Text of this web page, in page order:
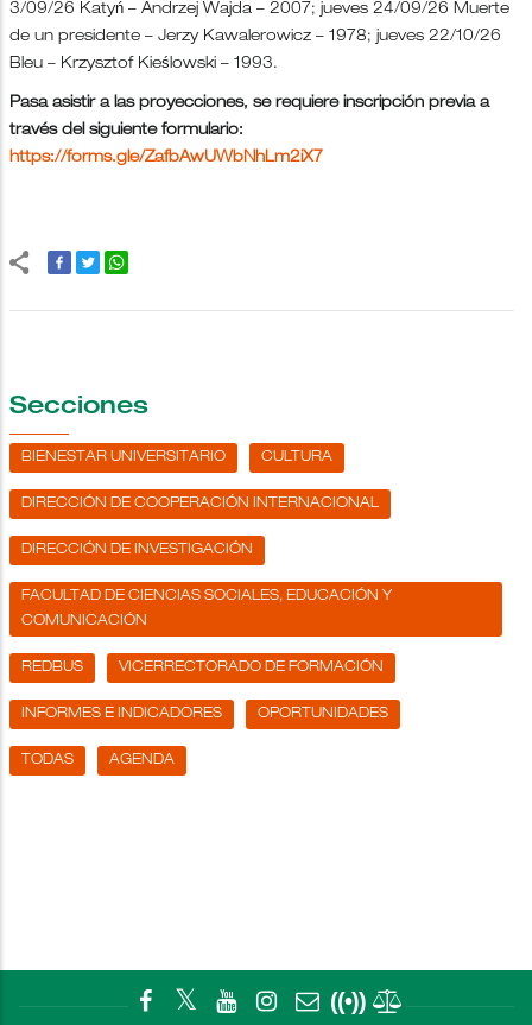
3/09/26 Katyń – Andrzej Wajda – 2007; jueves 24/09/26 Muerte
de un presidente – Jerzy Kawalerowicz – 1978; jueves 22/10/26
Bleu – Krzysztof Kieślowski – 1993.
Pasa asistir a las proyecciones, se requiere inscripción previa a
través del siguiente formulario:
https://forms.gle/ZafbAwUWbNhLm2iX7
Secciones
BIENESTAR UNIVERSITARIO CULTURA
DIRECCIÓN DE COOPERACIÓN INTERNACIONAL
DIRECCIÓN DE INVESTIGACIÓN
FACULTAD DE CIENCIAS SOCIALES, EDUCACIÓN Y
COMUNICACIÓN
REDBUS VICERRECTORADO DE FORMACIÓN
INFORMES E INDICADORES OPORTUNIDADES
TODAS AGENDA